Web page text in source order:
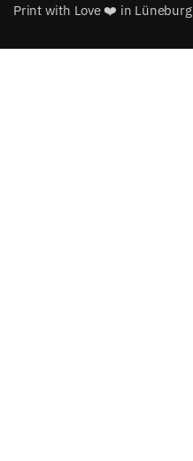
Print with Love ❤️ in Lüneburg